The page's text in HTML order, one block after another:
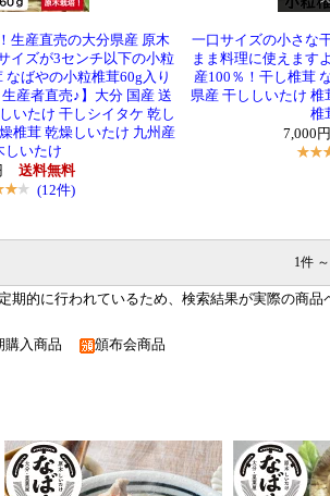
生産直売の大分県産 原木
イズが3センチ以下の小粒
ばやの小粒椎茸60g入り
生産者直売♪】大分 国産 送
いたけ 干しシイタケ 乾し
椎茸 乾燥しいたけ 九州産
しいたけ
送料無料
(12件)
一口サイズの小さな
まま料理に使えます
産100％！干し椎茸
県産 干ししいたけ 椎
椎
7,000円
1件
期的に行われているため、検索結果が実際の商
購入商品 頒布会商品